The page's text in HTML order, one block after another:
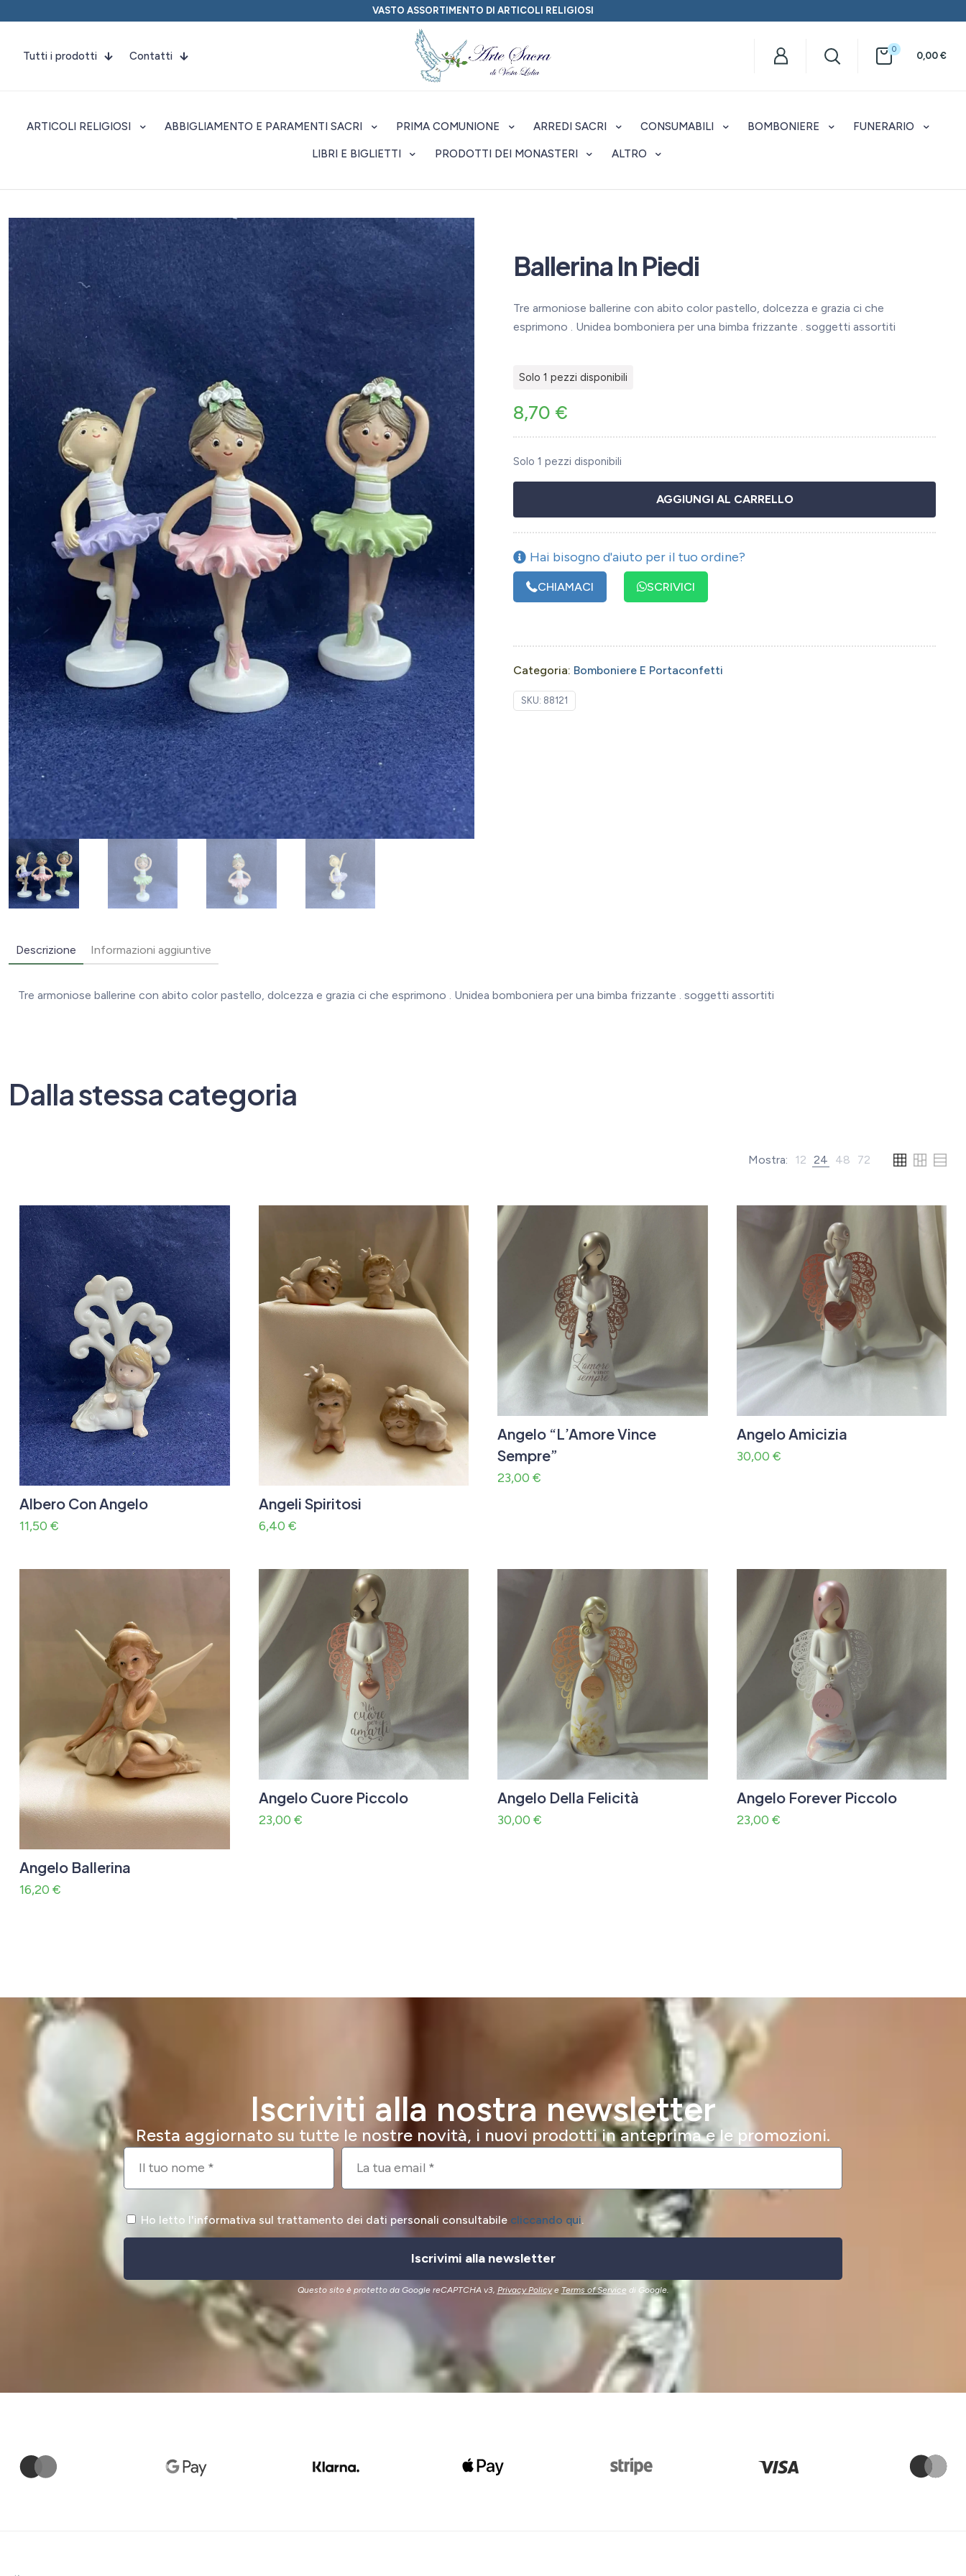
VASTO ASSORTIMENTO DI ARTICOLI RELIGIOSI
Tutti i prodotti Contatti
0
0,00€
ARTICOLI RELIGIOSI ABBIGLIAMENTO E PARAMENTI SACRI PRIMA COMUNIONE ARREDI SACRI CONSUMABILI BOMBONIERE FUNERARIO
LIBRI E BIGLIETTI PRODOTTI DEI MONASTERI ALTRO
Ballerina In Piedi
Tre armoniose ballerine con abito color pastello, dolcezza e grazia ci che
esprimono . Unidea bomboniera per una bimba frizzante . soggetti assortiti
Solo 1 pezzi disponibili
8,70 €
Solo 1 pezzi disponibili
AGGIUNGI AL CARRELLO
Hai bisogno d'aiuto per il tuo ordine?
CHIAMACI SCRIVICI
Categoria: Bomboniere E Portaconfetti
SKU: 88121
Descrizione Informazioni aggiuntive
Tre armoniose ballerine con abito color pastello, dolcezza e grazia ci che esprimono . Unidea bomboniera per una bimba frizzante . soggetti assortiti
Dalla stessa categoria
Mostra: 12 24 48 72
Albero Con Angelo
11,50 €
Angeli Spiritosi
6,40 €
Angelo “L’Amore Vince
Sempre”
23,00 €
Angelo Amicizia
30,00 €
Angelo Ballerina
16,20 €
Angelo Cuore Piccolo
23,00 €
Angelo Della Felicità
30,00 €
Angelo Forever Piccolo
23,00 €
Iscriviti alla nostra newsletter
Resta aggiornato su tutte le nostre novità, i nuovi prodotti in anteprima e le promozioni.
Ho letto l'informativa sul trattamento dei dati personali consultabile cliccando qui.
Iscrivimi alla newsletter
Questo sito è protetto da Google reCAPTCHA v3, Privacy Policye Terms of Service di Google.